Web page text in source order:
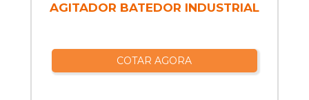
AGITADOR BATEDOR INDUSTRIAL
COTAR AGORA